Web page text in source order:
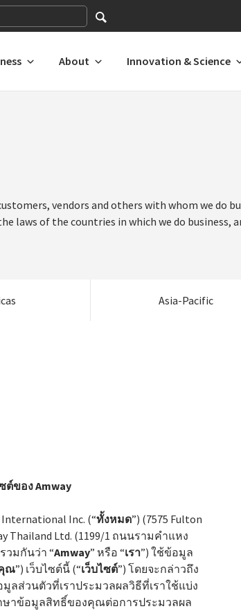
About Innovation & Science
vendors and others with whom we do
laws of the countries in which we do business,
Asia-Pacific
Rica
Republic
ของ Amway
Inc. (“ทั้งหมด”) (7575 Fulton
Thailand Ltd. (1199/1 ถนนรามคำแหง
วมกันว่า “Amway” หรือ “เรา”) ใช้ข้อมูล
ณ”) เว็บไซต์นี้ (“เว็บไซต์”) โดยจะกล่าวถึง
ส่วนตัวที่เราประมวลผลวิธีที่เราใช้แบ่ง
ษาข้อมูลสิทธิ์ของคุณต่อการประมวลผล
United States
Belgium
Kazakhstan
Latvia
Lithuania
Norway